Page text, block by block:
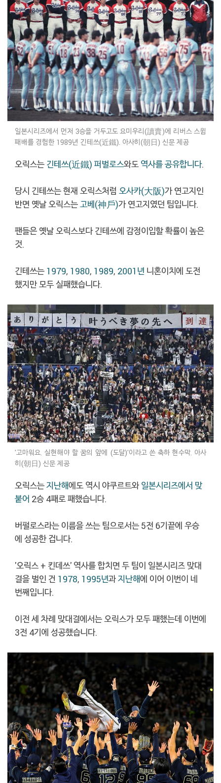
일본시리즈에서 먼저 3승을 거두고도 요미우리(讀賣)에 리버스 스윕
패배를 경험한 1989년 긴테쓰(近鐵). 아사히(朝日) 신문 제공
오릭스는 긴테쓰(近鐵) 퍼벌로스와도 역사를 공유합니다.
당시 긴테쓰는 현재 오릭스처럼 오사카(大阪)가 연고지인
반면 옛날 오릭스는고베(神戶)가 연고지였던 팀입니다.
팬들은 옛날 오릭스보다 긴테쓰에 감정이입할 확률이 높은
것.
긴테쓰는 1979, 1980, 1989, 2001년 니혼이치에 도전
했지만 모두 실패했습니다.
'고마워요. 실현해야 할 꿈의 앞에 (도달)'이라고 쓴 축하 현수막. 아사
히(朝日) 신문 제공
오릭스는지난해에도 역시 야쿠르트와 일본시리즈에서 맞
붙어 2승 4패로 패했습니다.
버펄로스라는 이름을 쓰는 팀으로서는 5전 6기끝에 우승
에 성공한 겁니다.
'오릭스 + 킨데쓰' 역사를 합치면 두 팀이 일본시리즈 맞대
결을 벌인 건 1978, 1995년과지난해에 이어 이번이 네
번째입니다.
이전 세 차례 맞대결에서는 오릭스가 모두 패했는데 이번에
3전 4기에 성공했습니다.